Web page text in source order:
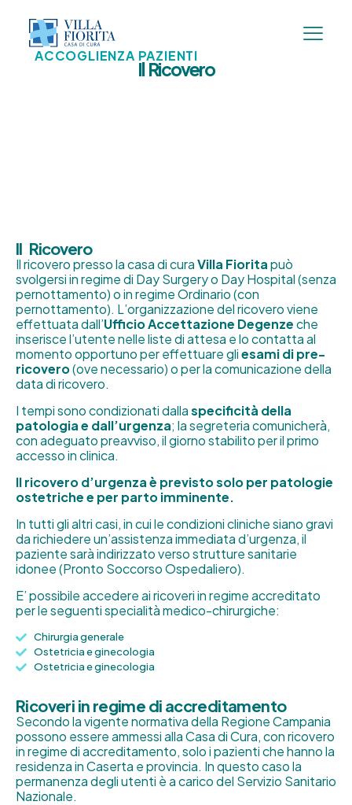
ACCOGLIENZA PAZIENTI
Il Ricovero
Il Ricovero
Il ricovero presso la casa di curaVilla Fioritapuò
svolgersi in regime di Day Surgery o Day Hospital (senza
pernottamento) o in regime Ordinario (con
pernottamento). L’organizzazione del ricovero viene
effettuata dall’Ufficio Accettazione Degenzeche
inserisce l’utente nelle liste di attesa e lo contatta al
momento opportuno per effettuare gliesami di pre-
ricovero(ove necessario) o per la comunicazione della
data di ricovero.
I tempi sono condizionati dallaspecificità della
patologia e dall’urgenza; la segreteria comunicherà,
con adeguato preavviso, il giorno stabilito per il primo
accesso in clinica.
Il ricovero d’urgenza è previsto solo per patologie
ostetriche e per parto imminente.
In tutti gli altri casi, in cui le condizioni cliniche siano gravi
da richiedere un’assistenza immediata d’urgenza, il
paziente sarà indirizzato verso strutture sanitarie
idonee (Pronto Soccorso Ospedaliero).
E’ possibile accedere ai ricoveri in regime accreditato
per le seguenti specialità medico-chirurgiche:
Chirurgia generale
Ostetricia e ginecologia
Ostetricia e ginecologia
Ricoveri in regime di accreditamento
Secondo la vigente normativa della Regione Campania
possono essere ammessi alla Casa di Cura, con ricovero
in regime di accreditamento, solo i pazienti che hanno la
residenza in Caserta e provincia. In questo caso la
permanenza degli utenti è a carico del Servizio Sanitario
Nazionale.